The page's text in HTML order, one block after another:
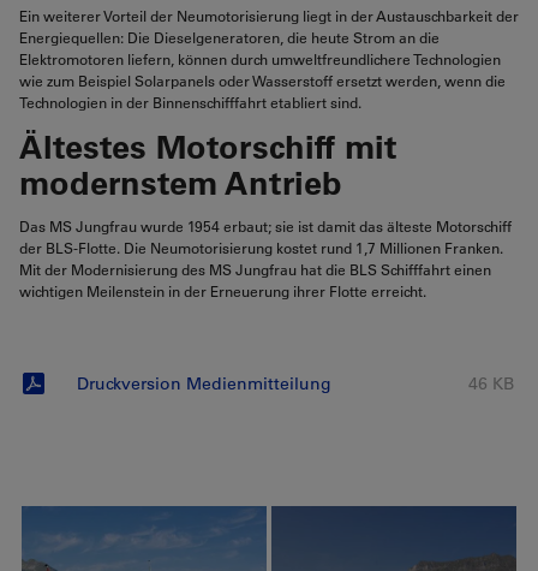
Ein weiterer Vorteil der Neumotorisierung liegt in der Austauschbarkeit der
Energiequellen: Die Dieselgeneratoren, die heute Strom an die
Elektromotoren liefern, können durch umweltfreundlichere Technologien
wie zum Beispiel Solarpanels oder Wasserstoff ersetzt werden, wenn die
Technologien in der Binnenschifffahrt etabliert sind.
Ältestes Motorschiff mit
modernstem Antrieb
Das MS Jungfrau wurde 1954 erbaut; sie ist damit das älteste Motorschiff
der BLS-Flotte. Die Neumotorisierung kostet rund 1,7 Millionen Franken.
Mit der Modernisierung des MS Jungfrau hat die BLS Schifffahrt einen
wichtigen Meilenstein in der Erneuerung ihrer Flotte erreicht.
46 KB
Druckversion Medienmitteilung